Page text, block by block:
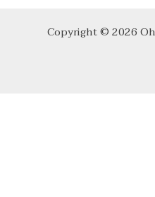
Copyright © 2026